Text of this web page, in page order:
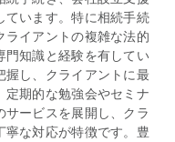
ています。特に相続手続
ライアントの複雑な法的
門知識と経験を有してい
握し、クライアントに最
定期的な勉強会やセミナ
ービスを展開し、クラ
寧な対応が特徴です。豊